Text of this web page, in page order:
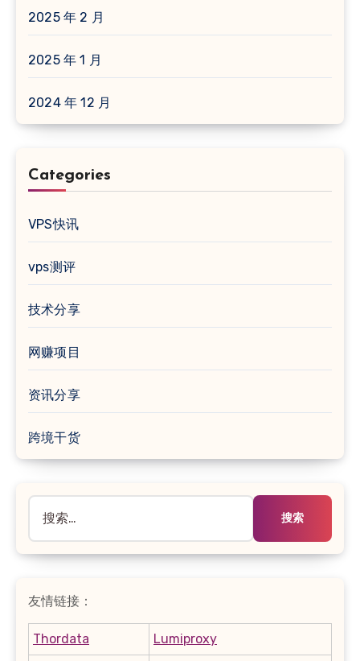
2025 年 2 月
2025 年 1 月
2024 年 12 月
Categories
VPS快讯
vps测评
技术分享
网赚项目
资讯分享
跨境干货
索：
友情链接：
Thordata Lumiproxy